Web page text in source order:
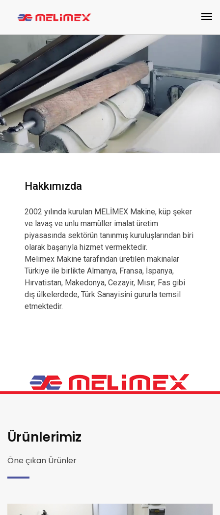
Hakkımızda
2002 yılında kurulan MELİMEX Makine, küp şeker
ve lavaş ve unlu mamüller imalat üretim
piyasasında sektörün tanınmış kuruluşlarından biri
olarak başarıyla hizmet vermektedir.
Melimex Makine tarafından üretilen makinalar
Türkiye ile birlikte Almanya, Fransa, İspanya,
Hırvatistan, Makedonya, Cezayir, Mısır, Fas gibi
dış ülkelerdede, Türk Sanayisini gururla temsil
etmektedir.
Ürünlerimiz
Öne çıkan Ürünler